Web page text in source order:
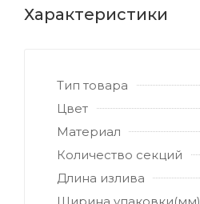
Характеристики
Тип товара
Цвет
Материал
Количество секций
Длина излива